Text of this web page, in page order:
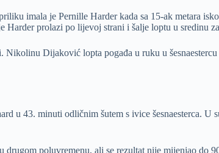
imala je Pernille Harder kada sa 15-ak metara
prolazi po lijevoj strani i šalje loptu u sredinu
Dijaković lopta pogađa u ruku u
u 43. minuti odličnim šutem s ivice šesnaesterca.
poluvremenu, ali se rezultat nije mijenjao do